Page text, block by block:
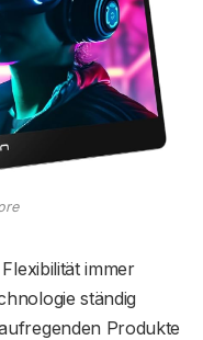
immer
ständig
Produkte